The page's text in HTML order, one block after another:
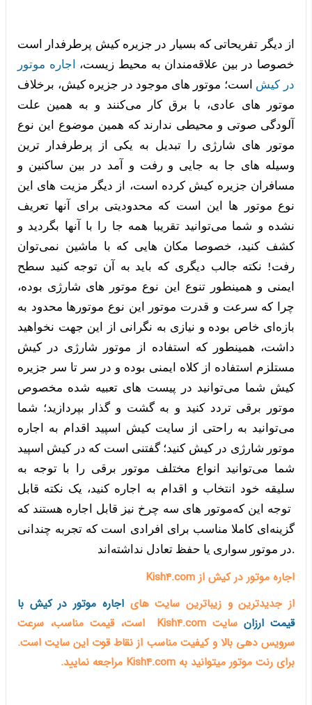
از دیگر تفریحاتی که بسیار در جزیره کیش پرطرفدار است
خصوصا در بین علاقه‌مندان به محیط زیست، اجاره موتور
در کیش است؛ موتور های موجود در جزیره کیش، برخلاف
موتور های عادی، با برق کار می‌کنند و به همین علت
آلودگی صوتی و محیطی ندارند که همین موضوع این نوع
موتور های شارژی را تبدیل به یکی از پرطرفدار ترین
وسیله های جا به جایی و رفت و آمد در بین ساکنین و
مسافران جزیره کیش کرده است، از دیگر مزیت های این
نوع موتور ها این است که محدودیتی برای آنها تعریف
نشده و شما می‌توانید تقریبا همه جا را با آنها بگردید و
کشف کنید، خصوصا مکان هایی که با ماشین نمی‌توان
رفت! نکته جالب دیگری که باید به آن توجه کنید سطح
ایمنی و همینطور تنوع این نوع موتور های شارژی بوده،
چرا که سرعت و قدرت موتور این نوع موتورها محدود به
بازه‌ای خاص بوده و نیازی به نگرانی از این جهت نخواهید
داشت، همینطور که استفاده از موتور شارژی در کیش
مستلزم استفاده از کلاه ایمنی بوده و در سر تا سر جزیره
کیش شما می‌توانید در پیست های تعبیه شده مخصوص
موتور برقی تردد کنید و به گشت و گذار بپردازید؛ شما
می‌توانید به راحتی از سایت کیش‌ اسپید اقدام به اجاره
موتور شارژی در کیش کنید؛ گفتنی است که در کیش‌ اسپید
شما می‌توانید انواع مختلف موتور برقی را با توجه به
سلیقه خود انتخاب و اقدام به اجاره کنید، یک نکته قابل
موتور های سه چرخ نیز قابل اجاره هستند که
گزینه‌ای کاملا مناسب برای افرادی است که تجربه چندانی
در موتور سواری یا حفظ تعادل نداشته‌اند.
اجاره موتور در کیش از Kish4.com
از جدیدترین و زیباترین سایت هایاجاره موتور در کیش با
قیمت ارزان
سایت Kish4.com است، قیمت مناسب، سرعت
سرویس دهی بالا و کیفیت مناسب از نقاط قوت این سایت است.
برای رنت موتور میتوانید به Kish4.com مراجعه نمایید.